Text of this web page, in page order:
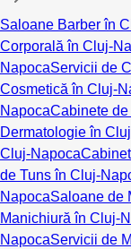
Saloane Barber în
Corporală în Cluj-
NapocaServicii de
Cosmetică în Cluj-
NapocaCabinete
Dermatologie în
Cluj-Napoca
de Tuns în Cluj-
NapocaSaloane de
Manichiură în Cluj-
NapocaServicii de